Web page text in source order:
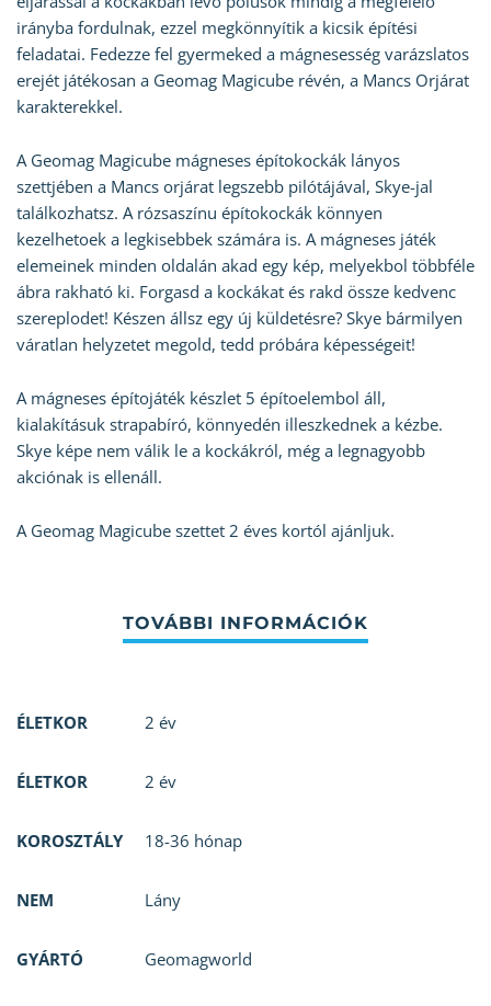
irányba fordulnak, ezzel megkönnyítik a kicsik építési
feladatai. Fedezze fel gyermeked a mágnesesség varázslatos
erejét játékosan a Geomag Magicube révén, a Mancs Orjárat
karakterekkel.
A Geomag Magicube mágneses építokockák lányos
szettjében a Mancs orjárat legszebb pilótájával, Skye-jal
találkozhatsz. A rózsaszínu építokockák könnyen
kezelhetoek a legkisebbek számára is. A mágneses játék
elemeinek minden oldalán akad egy kép, melyekbol többféle
ábra rakható ki. Forgasd a kockákat és rakd össze kedvenc
szereplodet! Készen állsz egy új küldetésre? Skye bármilyen
váratlan helyzetet megold, tedd próbára képességeit!
A mágneses építojáték készlet 5 építoelembol áll,
kialakításuk strapabíró, könnyedén illeszkednek a kézbe.
Skye képe nem válik le a kockákról, még a legnagyobb
akciónak is ellenáll.
A Geomag Magicube szettet 2 éves kortól ajánljuk.
ÉLETKOR 2 év
ÉLETKOR 2 év
KOROSZTÁLY 18-36 hónap
NEM Lány
GYÁRTÓ Geomagworld